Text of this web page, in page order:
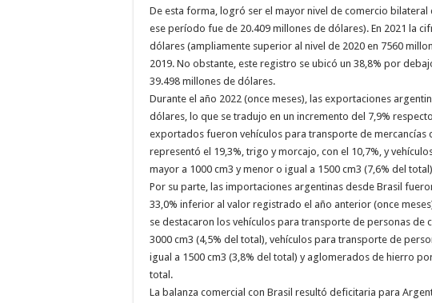
De esta forma, logró ser el mayor nivel de comercio
ese período fue de 20.409 millones de dólares). En 2021 la
dólares (ampliamente superior al nivel de 2020 en 7560
2019. No obstante, este registro se ubicó un 38,8% por
39.498 millones de dólares.
Durante el año 2022 (once meses), las exportaciones
dólares, lo que se tradujo en un incremento del 7,9%
exportados fueron vehículos para transporte de mercancías
representó el 19,3%, trigo y morcajo, con el 10,7%, y
mayor a 1000 cm3 y menor o igual a 1500 cm3 (7,6% del
Por su parte, las importaciones argentinas desde Brasil
33,0% inferior al valor registrado el año anterior (once
se destacaron los vehículos para transporte de personas de
3000 cm3 (4,5% del total), vehículos para transporte de
igual a 1500 cm3 (3,8% del total) y aglomerados de hierro
total.
La balanza comercial con Brasil resultó deficitaria para